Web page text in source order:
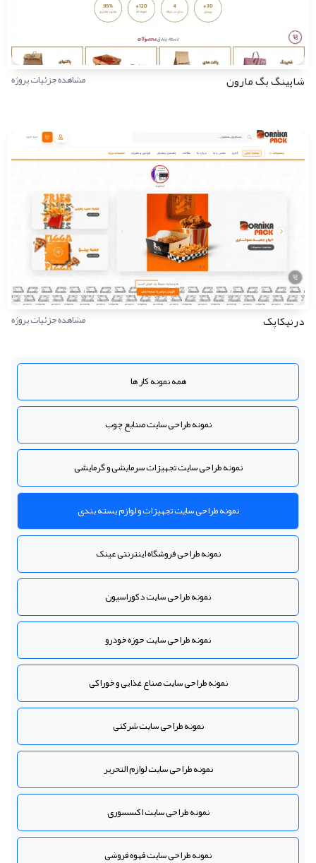
همه نمونه کار ها
نمونه طراحی سایت صنایع چوب
نمونه طراحی سایت تجهیزات سرمایشی و گرمایشی
نمونه طراحی سایت تجهیزات و لوازم بسته بندی
نمونه طراحی فروشگاه اینترنتی عینک
نمونه طراحی سایت دکوراسیون
نمونه طراحی سایت حوزه خودرو
نمونه طراحی سایت صناع غذایی و خوراکی
نمونه طراحی سایت شرکتی
نمونه طراحی سایت لوازم التحریر
نمونه طراحی سایت اکسسوری
نمونه طراحی سایت قهوه فروشی
شاپینگ بگ مارون مشاهده جزئیات پروژه
درنیکاپک مشاهده جزئیات پروژه